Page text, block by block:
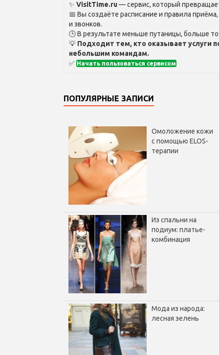
✨ VisitTime.ru— сервис, который
📅 Вы создаёте расписание и правила
и звонков.
🕒 В результате меньше путаницы, больше
💡 Подходит тем, кто оказывает услуги
небольшим командам.
✅ Начать пользоваться сервисом
ПОПУЛЯРНЫЕ ЗАПИСИ
Омоложение кожи
с помощью ELOS-
терапии
Из спальни на
подиум: платье-
комбинация
Мода из народа:
лесная зелень